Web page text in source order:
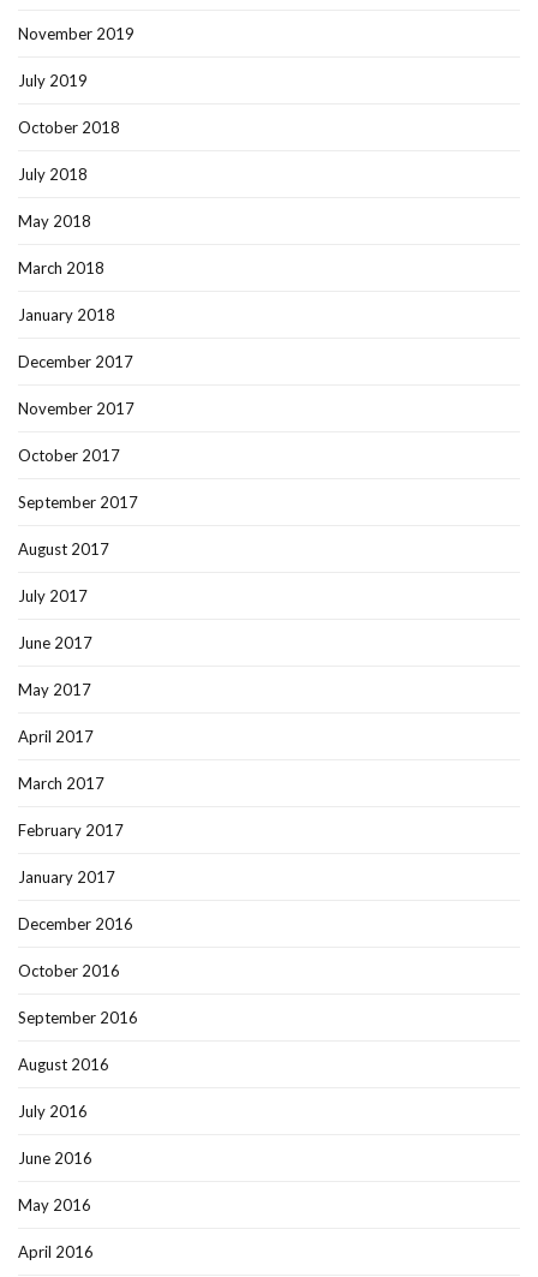
November 2019
July 2019
October 2018
July 2018
May 2018
March 2018
January 2018
December 2017
November 2017
October 2017
September 2017
August 2017
July 2017
June 2017
May 2017
April 2017
March 2017
February 2017
January 2017
December 2016
October 2016
September 2016
August 2016
July 2016
June 2016
May 2016
April 2016